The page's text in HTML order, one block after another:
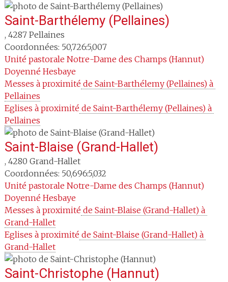
Saint-Barthélemy (Pellaines)
, 4287 Pellaines
Coordonnées: 50,726:5,007
Unité pastorale Notre-Dame des Champs (Hannut)
Doyenné Hesbaye
Messes à proximité de Saint-Barthélemy (Pellaines) à
Pellaines
Eglises à proximité de Saint-Barthélemy (Pellaines) à
Pellaines
Saint-Blaise (Grand-Hallet)
, 4280 Grand-Hallet
Coordonnées: 50,696:5,032
Unité pastorale Notre-Dame des Champs (Hannut)
Doyenné Hesbaye
Messes à proximité de Saint-Blaise (Grand-Hallet) à
Grand-Hallet
Eglises à proximité de Saint-Blaise (Grand-Hallet) à
Grand-Hallet
Saint-Christophe (Hannut)